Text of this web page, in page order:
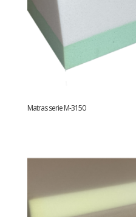
Matras serie M-3150